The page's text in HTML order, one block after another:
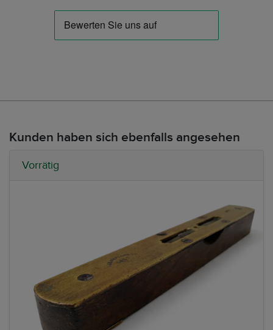
Kunden haben sich ebenfalls angesehen
Vorrätig